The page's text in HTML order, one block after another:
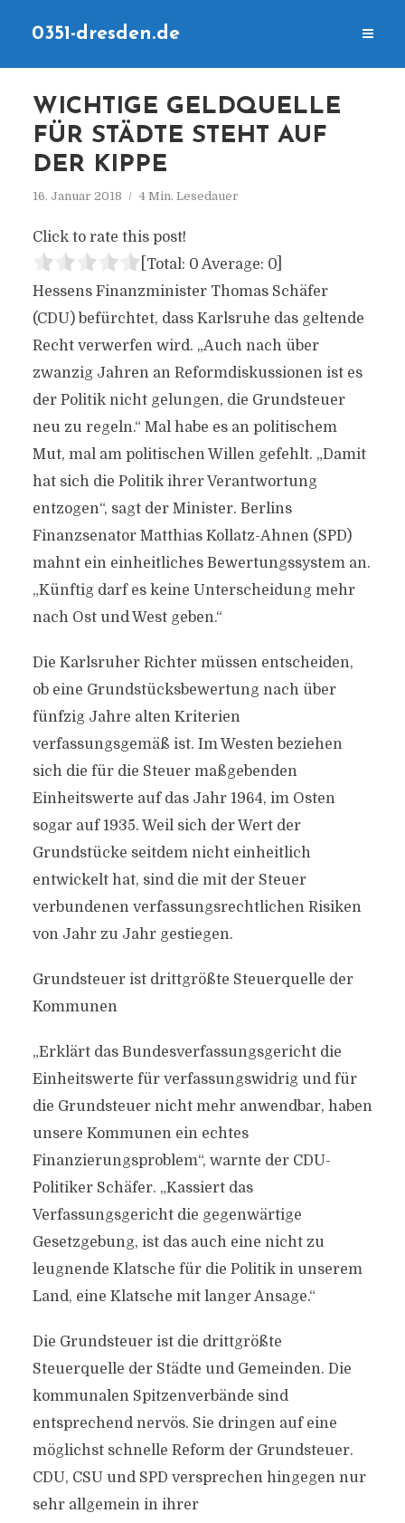
0351-dresden.de
WICHTIGE GELDQUELLE
FÜR STÄDTE STEHT AUF
DER KIPPE
16. Januar 2018 4 Min. Lesedauer
Click to rate this post!
[Total: 0 Average: 0]
Hessens Finanzminister Thomas Schäfer
(CDU) befürchtet, dass Karlsruhe das geltende
Recht verwerfen wird. „Auch nach über
zwanzig Jahren an Reformdiskussionen ist es
der Politik nicht gelungen, die Grundsteuer
neu zu regeln.“ Mal habe es an politischem
Mut, mal am politischen Willen gefehlt. „Damit
hat sich die Politik ihrer Verantwortung
entzogen“, sagt der Minister. Berlins
Finanzsenator Matthias Kollatz-Ahnen (SPD)
mahnt ein einheitliches Bewertungssystem an.
„Künftig darf es keine Unterscheidung mehr
nach Ost und West geben.“
Die Karlsruher Richter müssen entscheiden,
ob eine Grundstücksbewertung nach über
fünfzig Jahre alten Kriterien
verfassungsgemäß ist. Im Westen beziehen
sich die für die Steuer maßgebenden
Einheitswerte auf das Jahr 1964, im Osten
sogar auf 1935. Weil sich der Wert der
Grundstücke seitdem nicht einheitlich
entwickelt hat, sind die mit der Steuer
verbundenen verfassungsrechtlichen Risiken
von Jahr zu Jahr gestiegen.
Grundsteuer ist drittgrößte Steuerquelle der
Kommunen
„Erklärt das Bundesverfassungsgericht die
Einheitswerte für verfassungswidrig und für
die Grundsteuer nicht mehr anwendbar, haben
unsere Kommunen ein echtes
Finanzierungsproblem“, warnte der CDU-
Politiker Schäfer. „Kassiert das
Verfassungsgericht die gegenwärtige
Gesetzgebung, ist das auch eine nicht zu
leugnende Klatsche für die Politik in unserem
Land, eine Klatsche mit langer Ansage.“
Die Grundsteuer ist die drittgrößte
Steuerquelle der Städte und Gemeinden. Die
kommunalen Spitzenverbände sind
entsprechend nervös. Sie dringen auf eine
möglichst schnelle Reform der Grundsteuer.
CDU, CSU und SPD versprechen hingegen nur
sehr allgemein in ihrer